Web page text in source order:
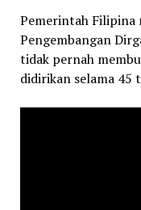
Pemerintah Filipina
Pengembangan
tidak pernah
didirikan selama 45